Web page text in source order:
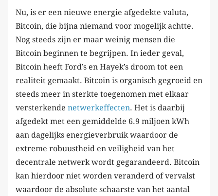
Nu, is er een nieuwe energie afgedekte valuta,
Bitcoin, die bijna niemand voor mogelijk achtte.
Nog steeds zijn er maar weinig mensen die
Bitcoin beginnen te begrijpen. In ieder geval,
Bitcoin heeft Ford’s en Hayek’s droom tot een
realiteit gemaakt. Bitcoin is organisch gegroeid en
steeds meer in sterkte toegenomen met elkaar
versterkende netwerkeffecten. Het is daarbij
afgedekt met een gemiddelde 6.9 miljoen kWh
aan dagelijks energieverbruik waardoor de
extreme robuustheid en veiligheid van het
decentrale netwerk wordt gegarandeerd. Bitcoin
kan hierdoor niet worden veranderd of vervalst
waardoor de absolute schaarste van het aantal